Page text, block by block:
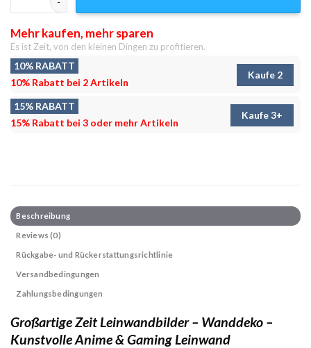
Mehr kaufen, mehr sparen
Es ist Zeit, von den kleinen Dingen zu profitieren.
10% RABATT
10% Rabatt bei 2 Artikeln
Kaufe 2
15% RABATT
15% Rabatt bei 3 oder mehr Artikeln
Kaufe 3+
Beschreibung
Reviews (0)
Rückgabe- und Rückerstattungsrichtlinie
Versandbedingungen
Zahlungsbedingungen
Großartige Zeit Leinwandbilder – Wanddeko –
Kunstvolle Anime & Gaming Leinwand